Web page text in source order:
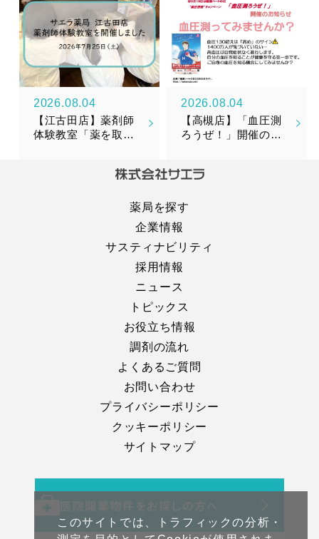
新発売のお知らせ
2026.08.04
【江古田店】薬剤師
体験教室「薬を取り
2026.08.04
【高槻店】「血圧測
ろうぜ！」開催のお
薬局を探す
企業情報
サスティナビリティ
採用情報
ニュース
トピックス
お役立ち情報
調剤の流れ
よくあるご質問
お問い合わせ
プライバシーポリシー
クッキーポリシー
サイトマップ
このサイトでは、トラフィックの分析・